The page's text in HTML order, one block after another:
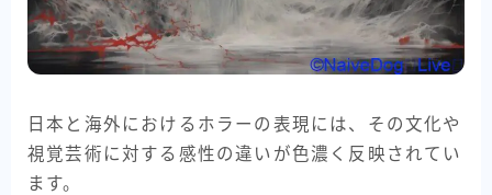
日本と海外におけるホラーの表現には、その文化や
視覚芸術に対する感性の違いが色濃く反映されてい
ます。